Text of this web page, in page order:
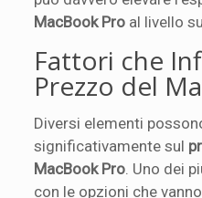
MacBook Pro al livello
Fattori che
Prezzo del
Diversi elementi
significativamente sul
MacBook Pro . Uno dei
con le opzioni che